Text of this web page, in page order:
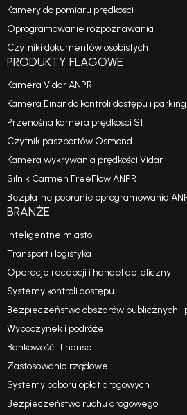
Kamery do pomiaru prędkości
Oprogramowanie rozpoznawania
Czytniki dokumentów osobistych
PRODUKTY FLAGOWE
Kamera Vidar ANPR
Kamera Einar do kontroli dostępu i
Przenośna kamera prędkości S1
Czytnik paszportów Osmond
Kamera wykrywania prędkości Vidar
Silnik Carmen FreeFlow ANPR
Bezpłatne pobranie oprogramowania
BRANŻE
Inteligentne miasto
Transport i logistyka
Operacje recepcji i handel detaliczny
Systemy kontroli dostępu
Bezpieczeństwo obszarów publicznych i
Wypoczynek i podróże
Bankowość i finanse
Zastosowania rządowe
Systemy poboru opłat drogowych
Bezpieczeństwo ruchu drogowego